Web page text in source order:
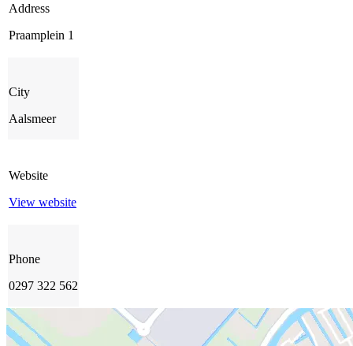
Address
Praamplein 1
City
Aalsmeer
Website
View website
Phone
0297 322 562